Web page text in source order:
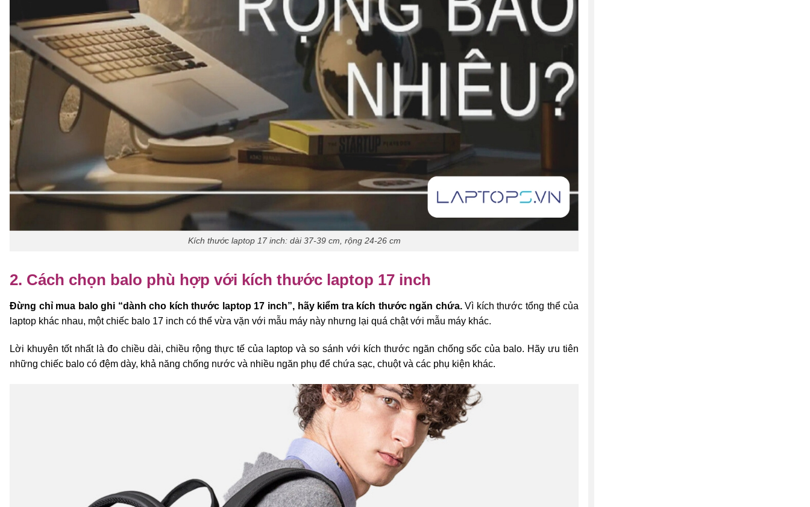
Kích thước laptop 17 inch: dài 37-39 cm, rộng 24-26 cm
2. Cách chọn balo phù hợp với kích thước laptop 17 inch
Đừng chỉ mua balo ghi “dành cho kích thước laptop 17 inch”, hãy kiểm tra kích thước ngăn chứa.Vì kích thước tổng thể của
laptop khác nhau, một chiếc balo 17 inch có thể vừa vặn với mẫu máy này nhưng lại quá chật với mẫu máy khác.
Lời khuyên tốt nhất là đo chiều dài, chiều rộng thực tế của laptop và so sánh với kích thước ngăn chống sốc của balo. Hãy ưu tiên
những chiếc balo có đệm dày, khả năng chống nước và nhiều ngăn phụ để chứa sạc, chuột và các phụ kiện khác.